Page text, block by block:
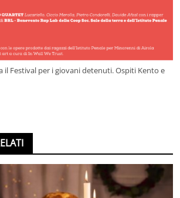
il Festival per i giovani detenuti. Ospiti Kento e